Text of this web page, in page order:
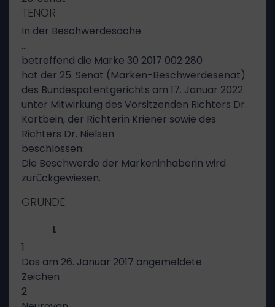
TENOR
In der Beschwerdesache
…
betreffend die Marke 30 2017 002 280
hat der 25. Senat (Marken-Beschwerdesenat)
des Bundespatentgerichts am 17. Januar 2022
unter Mitwirkung des Vorsitzenden Richters Dr.
Kortbein, der Richterin Kriener sowie des
Richters Dr. Nielsen
beschlossen:
Die Beschwerde der Markeninhaberin wird
zurückgewiesen.
GRÜNDE
I.
1
Das am 26. Januar 2017 angemeldete
Zeichen
2